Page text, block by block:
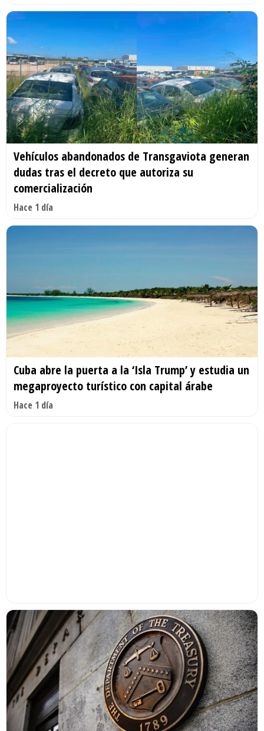
Vehículos abandonados de Transgaviota generan
dudas tras el decreto que autoriza su
comercialización
Hace 1 día
Cuba abre la puerta a la ‘Isla Trump’ y estudia un
megaproyecto turístico con capital árabe
Hace 1 día